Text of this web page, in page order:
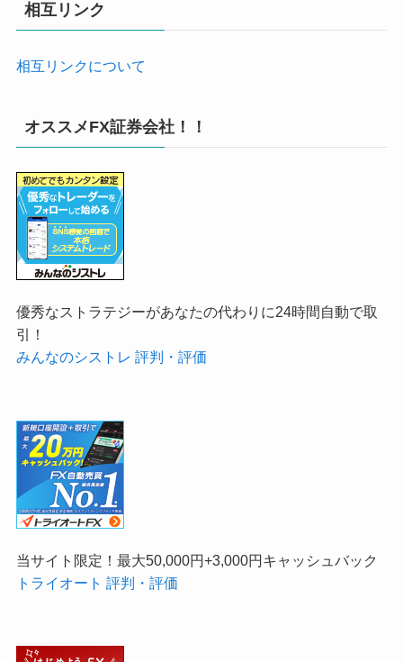
相互リンク
相互リンクについて
オススメFX証券会社！！
優秀なストラテジーがあなたの代わりに24時間自動で取
引！
みんなのシストレ 評判・評価
当サイト限定！最大50,000円+3,000円キャッシュバック
トライオート 評判・評価